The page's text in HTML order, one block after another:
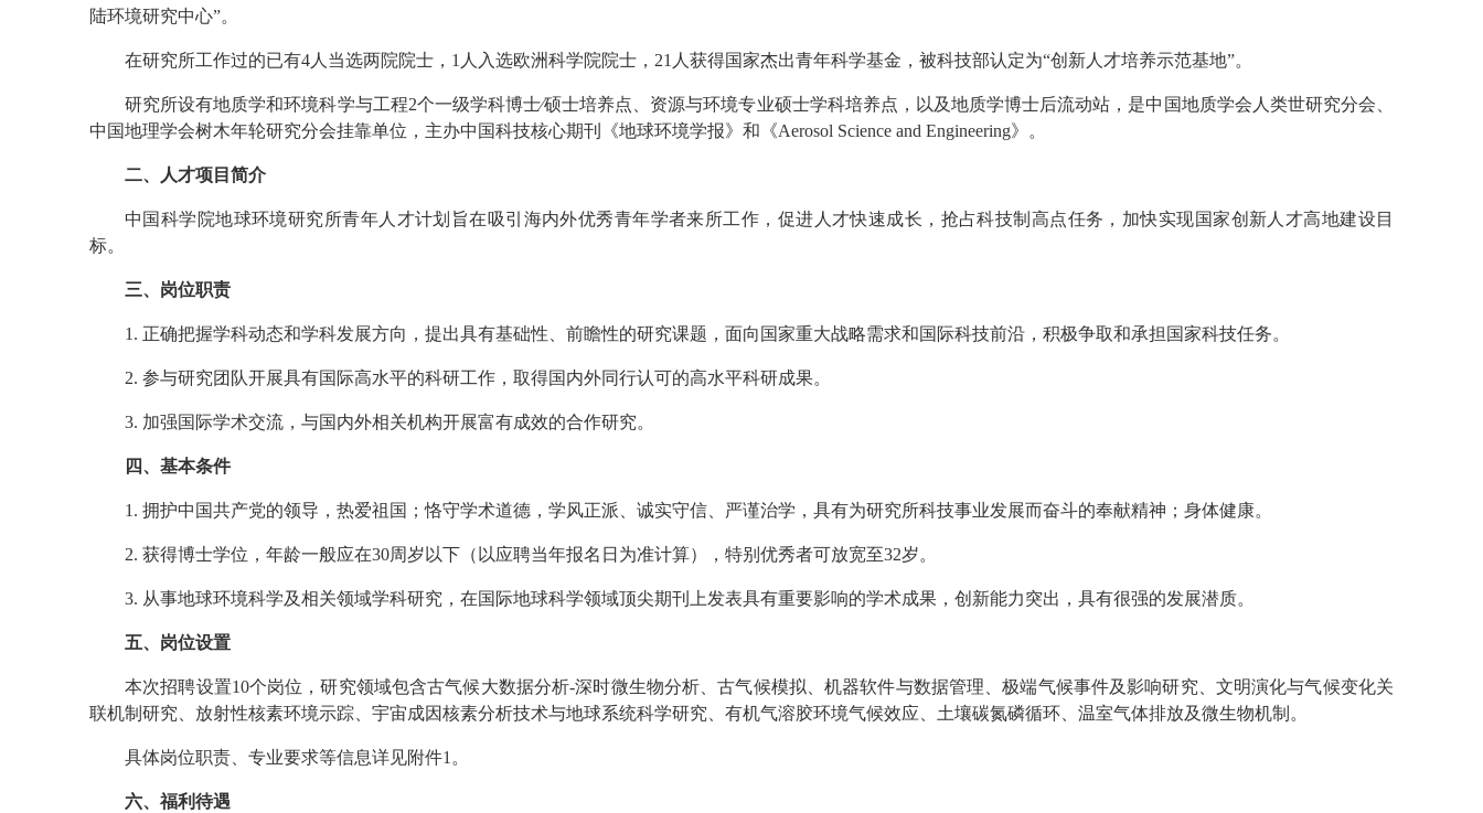
陆环境研究中心”。
在研究所工作过的已有4人当选两院院士，1人入选欧洲科学院院士，21人获得国家杰出青年科学基金，被科技部认定为“创新人才培养示范基地”。
研究所设有地质学和环境科学与工程2个一级学科博士∕硕士培养点、资源与环境专业硕士学科培养点，以及地质学博士后流动站，是中国地质学会人类世研究分会、
中国地理学会树木年轮研究分会挂靠单位，主办中国科技核心期刊《地球环境学报》和《Aerosol Science and Engineering》。
二、人才项目简介
中国科学院地球环境研究所青年人才计划旨在吸引海内外优秀青年学者来所工作，促进人才快速成长，抢占科技制高点任务，加快实现国家创新人才高地建设目
标。
三、岗位职责
1. 正确把握学科动态和学科发展方向，提出具有基础性、前瞻性的研究课题，面向国家重大战略需求和国际科技前沿，积极争取和承担国家科技任务。
2. 参与研究团队开展具有国际高水平的科研工作，取得国内外同行认可的高水平科研成果。
3. 加强国际学术交流，与国内外相关机构开展富有成效的合作研究。
四、基本条件
1. 拥护中国共产党的领导，热爱祖国；恪守学术道德，学风正派、诚实守信、严谨治学，具有为研究所科技事业发展而奋斗的奉献精神； 身体健康。
2. 获得博士学位，年龄一般应在30周岁以下（以应聘当年报名日为准计算），特别优秀者可放宽至32岁。
3. 从事地球环境科学及相关领域学科研究，在国际地球科学领域顶尖期刊上发表具有重要影响的学术成果，创新能力突出，具有很强的发展潜质。
五、岗位设置
本次招聘设置10个岗位，研究领域包含古气候大数据分析-深时微生物分析、古气候模拟、机器软件与数据管理、极端气候事件及影响研究、文明演化与气候变化关
联机制研究、放射性核素环境示踪、宇宙成因核素分析技术与地球系统科学研究、有机气溶胶环境气候效应、土壤碳氮磷循环、温室气体排放及微生物机制。
具体岗位职责、专业要求等信息详见附件1。
六、福利待遇